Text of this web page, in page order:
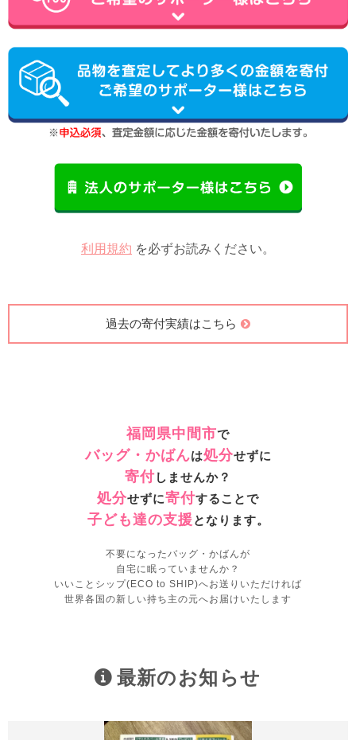
利用規約 を必ずお読みください。
過去の寄付実績はこちら
福岡県中間市で
バッグ・かばんは処分せずに
寄付しませんか？
処分せずに寄付することで
子ども達の支援 となります。
不要になったバッグ・かばんが
自宅に眠っていませんか？
いいことシップ(ECO to SHIP)へお送りいただければ
世界各国の新しい持ち主の元へお届けいたします
最新のお知らせ